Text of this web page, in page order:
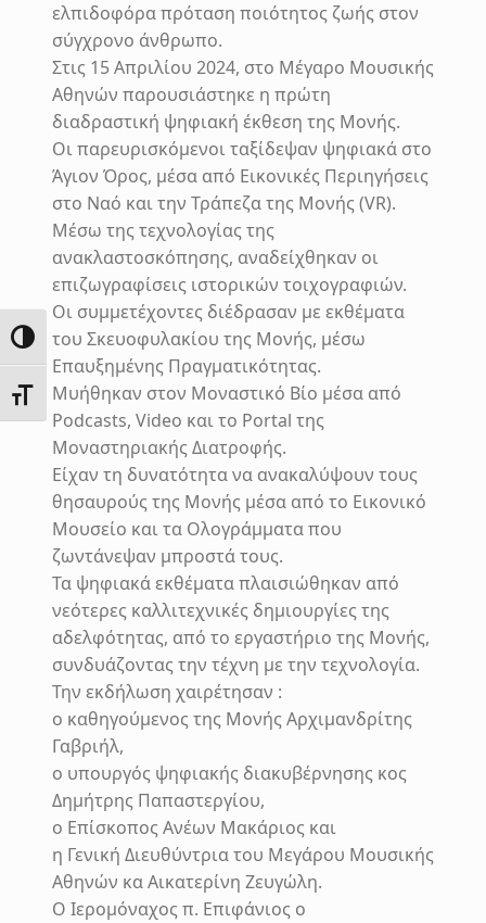
ΕΝΑΛΛΑΓΉ ΥΨΗΛΉΣ ΑΝΤΊΘΕΣΗΣ
ΕΝΑΛΛΑΓΉ ΜΕΓΈΘΟΥΣ ΓΡΑΜΜΆΤΩΝ
ελπιδοφόρα πρόταση ποιότητος ζωής στον
σύγχρονο άνθρωπο.
Στις 15 Απριλίου 2024, στο Μέγαρο Μουσικής
Αθηνών παρουσιάστηκε η πρώτη
διαδραστική ψηφιακή έκθεση της Μονής.
Οι παρευρισκόμενοι ταξίδεψαν ψηφιακά στο
Άγιον Όρος, μέσα από Εικονικές Περιηγήσεις
στο Ναό και την Τράπεζα της Μονής (VR).
Μέσω της τεχνολογίας της
ανακλαστοσκόπησης, αναδείχθηκαν οι
επιζωγραφίσεις ιστορικών τοιχογραφιών.
Οι συμμετέχοντες διέδρασαν με εκθέματα
του Σκευοφυλακίου της Μονής, μέσω
Επαυξημένης Πραγματικότητας.
Μυήθηκαν στον Μοναστικό Βίο μέσα από
Podcasts, Video και το Portal της
Μοναστηριακής Διατροφής.
Είχαν τη δυνατότητα να ανακαλύψουν τους
θησαυρούς της Μονής μέσα από το Εικονικό
Μουσείο και τα Ολογράμματα που
ζωντάνεψαν μπροστά τους.
Τα ψηφιακά εκθέματα πλαισιώθηκαν από
νεότερες καλλιτεχνικές δημιουργίες της
αδελφότητας, από το εργαστήριο της Μονής,
συνδυάζοντας την τέχνη με την τεχνολογία.
Την εκδήλωση χαιρέτησαν :
ο καθηγούμενος της Μονής Αρχιμανδρίτης
Γαβριήλ,
ο υπουργός ψηφιακής διακυβέρνησης κος
Δημήτρης Παπαστεργίου,
ο Επίσκοπος Ανέων Μακάριος και
η Γενική Διευθύντρια του Μεγάρου Μουσικής
Αθηνών κα Αικατερίνη Ζευγώλη.
Ο Ιερομόναχος π. Επιφάνιος ο